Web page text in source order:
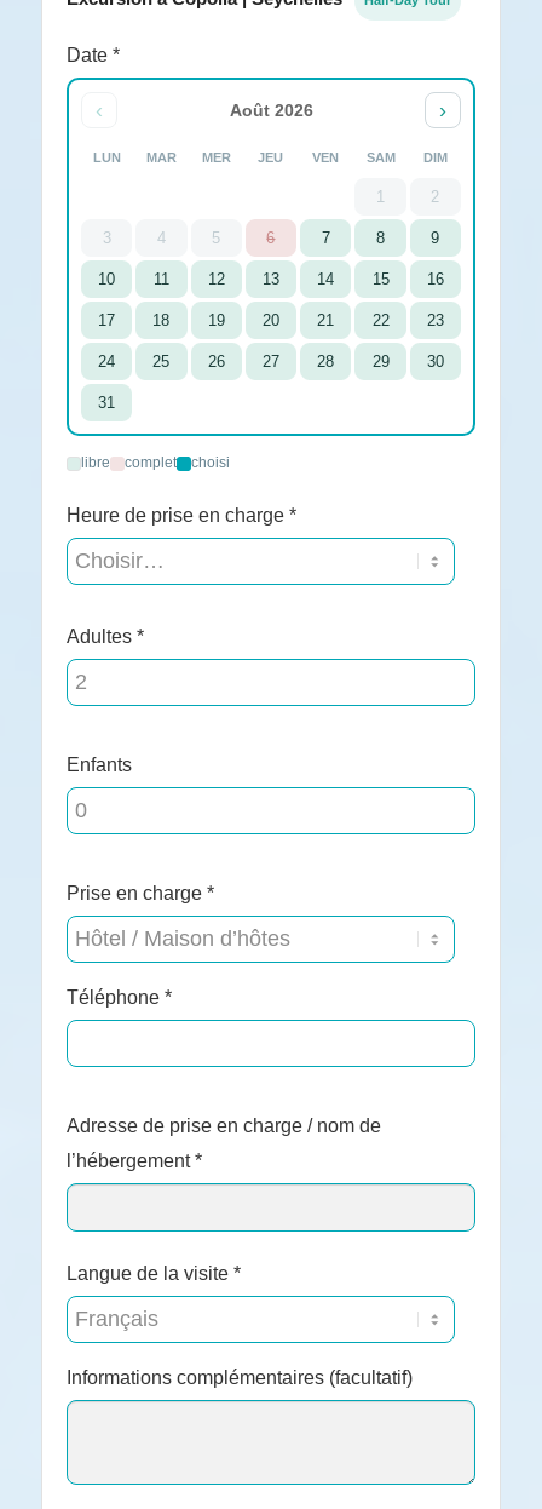
Date *
‹ Août 2026 ›
LUN MAR MER JEU VEN SAM DIM
1 2
3 4 5 6 7 8 9
10 11 12 13 14 15 16
17 18 19 20 21 22 23
24 25 26 27 28 29 30
31
libre complet choisi
Heure de prise en charge *
Adultes *
Enfants
Prise en charge *
Téléphone *
Adresse de prise en charge / nom de
l’hébergement *
Langue de la visite *
Informations complémentaires (facultatif)